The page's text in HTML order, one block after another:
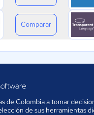
Comparar
de Colombia a tomar
de sus herramientas